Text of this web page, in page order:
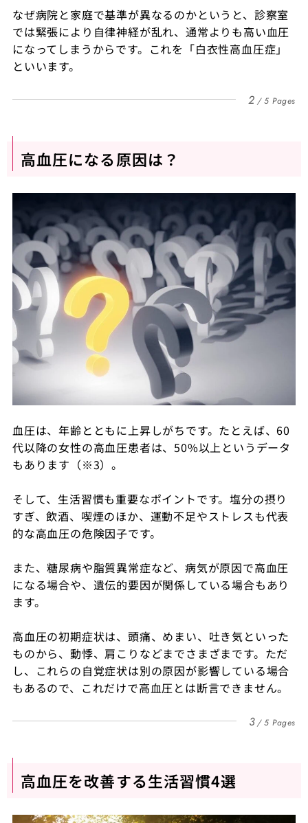
なぜ病院と家庭で基準が異なるのかというと、診察室
では緊張により自律神経が乱れ、通常よりも高い血圧
になってしまうからです。これを「白衣性高血圧症」
といいます。
2 5 Pages
高血圧になる原因は？
血圧は、年齢とともに上昇しがちです。たとえば、60
代以降の女性の高血圧患者は、50%以上というデータ
もあります（※3）。
そして、生活習慣も重要なポイントです。塩分の摂り
すぎ、飲酒、喫煙のほか、運動不足やストレスも代表
的な高血圧の危険因子です。
また、糖尿病や脂質異常症など、病気が原因で高血圧
になる場合や、遺伝的要因が関係している場合もあり
ます。
高血圧の初期症状は、頭痛、めまい、吐き気といった
ものから、動悸、肩こりなどまでさまざまです。ただ
し、これらの自覚症状は別の原因が影響している場合
もあるので、これだけで高血圧とは断言できません。
3 5 Pages
高血圧を改善する生活習慣4選